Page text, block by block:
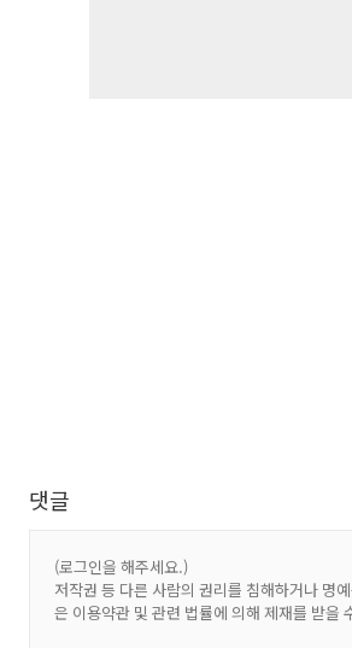
댓글